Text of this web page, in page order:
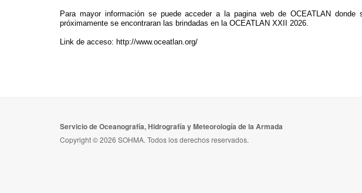
Para mayor información se puede acceder a la pagina web de OCEATLAN
próximamente se encontraran las brindadas en la OCEATLAN XXII 2026.
Link de acceso: http://www.oceatlan.org/
Servicio de Oceanografía, Hidrografía y Meteorología de la Armada
Copyright © 2026 SOHMA. Todos los derechos reservados.